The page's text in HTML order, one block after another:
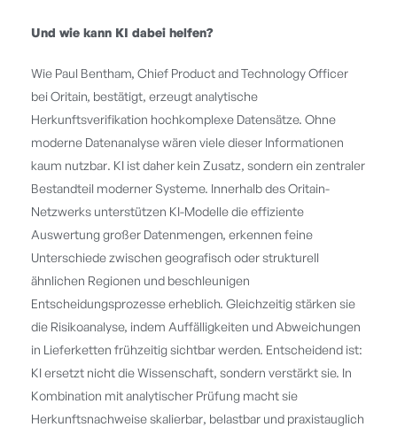
Und wie kann KI dabei helfen?
Wie Paul Bentham, Chief Product and Technology Officer
bei Oritain, bestätigt, erzeugt analytische
Herkunftsverifikation hochkomplexe Datensätze. Ohne
moderne Datenanalyse wären viele dieser Informationen
kaum nutzbar. KI ist daher kein Zusatz, sondern ein zentraler
Bestandteil moderner Systeme. Innerhalb des Oritain-
Netzwerks unterstützen KI-Modelle die effiziente
Auswertung großer Datenmengen, erkennen feine
Unterschiede zwischen geografisch oder strukturell
ähnlichen Regionen und beschleunigen
Entscheidungsprozesse erheblich. Gleichzeitig stärken sie
die Risikoanalyse, indem Auffälligkeiten und Abweichungen
in Lieferketten frühzeitig sichtbar werden. Entscheidend ist:
KI ersetzt nicht die Wissenschaft, sondern verstärkt sie. In
Kombination mit analytischer Prüfung macht sie
Herkunftsnachweise skalierbar, belastbar und praxistauglich